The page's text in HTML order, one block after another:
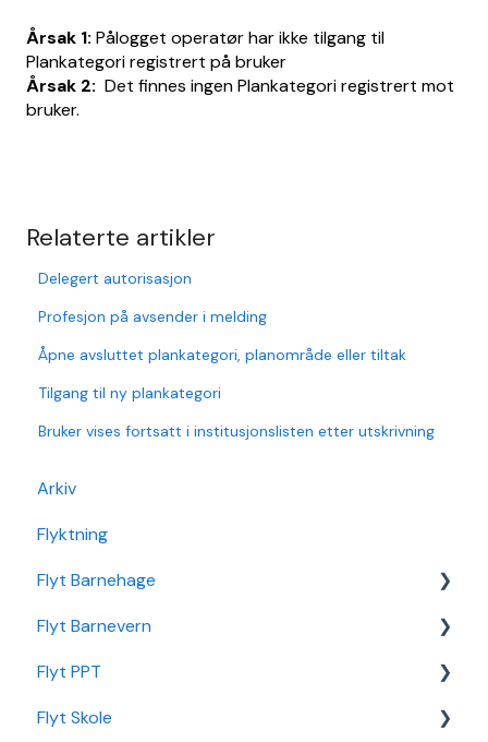
Årsak 1: Pålogget operatør har ikke tilgang til
Plankategori registrert på bruker
Årsak 2: Det finnes ingen Plankategori registrert mot
bruker.
Relaterte artikler
Delegert autorisasjon
Profesjon på avsender i melding
Åpne avsluttet plankategori, planområde eller tiltak
Tilgang til ny plankategori
Bruker vises fortsatt i institusjonslisten etter utskrivning
Arkiv
Flyktning
Flyt Barnehage
Flyt Barnehage Hjelpeside
Min Barnehage (app)
Redusert foreldrebetaling
Flyt Barnevern
Autopay
Vedtak
Flyt PPT
Statistikk
Flyt Skole